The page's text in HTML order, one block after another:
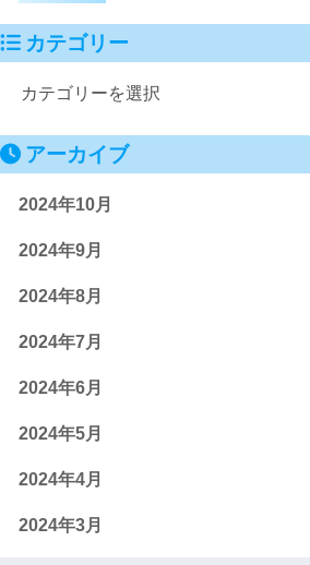
カテゴリー
アーカイブ
2024年10月
2024年9月
2024年8月
2024年7月
2024年6月
2024年5月
2024年4月
2024年3月